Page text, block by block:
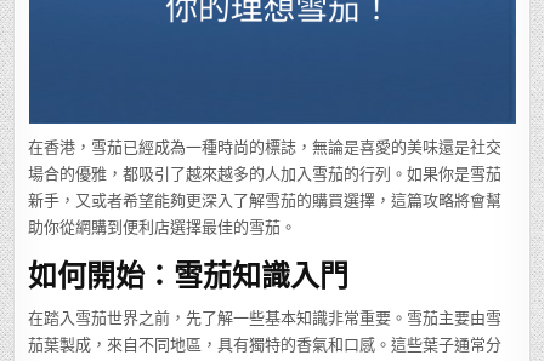
理
想
雪
茄！
在香港，雪茄已經成為一種時尚的標誌，無論是喜愛的美味還是社交
場合的優雅，都吸引了越來越多的人加入雪茄的行列。如果你是雪茄
新手，又或者希望能夠更深入了解雪茄的購買選擇，這篇攻略將會幫
助你從網購到便利店選擇最佳的雪茄。
如何開始：雪茄知識入門
在踏入雪茄世界之前，先了解一些基本知識非常重要。雪茄主要由雪
茄葉製成，來自不同地區，具有獨特的香氣和口感。這些葉子通常分